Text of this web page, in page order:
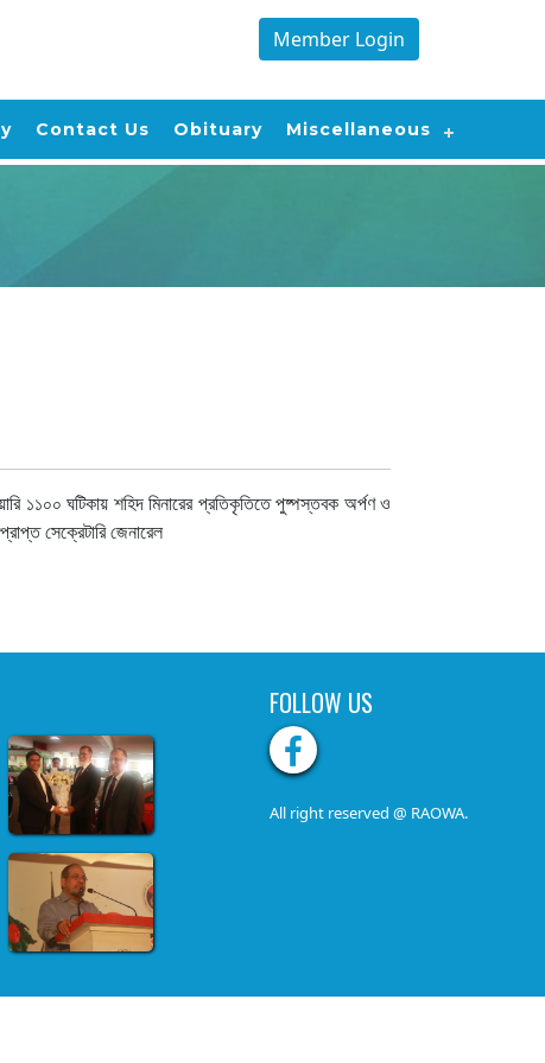
Member Login
Contact Us Obituary Miscellaneous
১১০০ ঘটিকায় শহিদ মিনারের প্রতিকৃতিতে পুষ্পস্তবক অর্পণ ও
সেক্রেটারি জেনারেল
FOLLOW US
All right reserved @ RAOWA.